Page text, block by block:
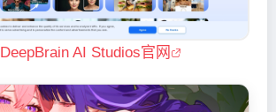
DeepBrain AI Studios官网